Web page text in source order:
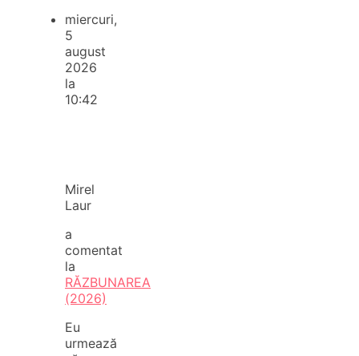
miercuri,
5
august
2026
la
10:42
Mirel
Laur
a
comentat
la
RĂZBUNAREA
(2026)
Eu
urmează